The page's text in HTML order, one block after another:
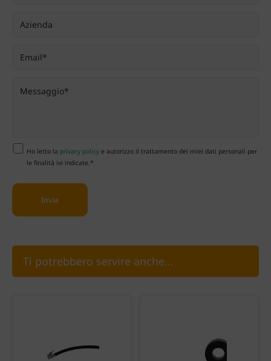
Ho letto la privacy policye autorizzo il trattamento dei miei dati personali per
le finalità ivi indicate.*
Ti potrebbero servire anche...